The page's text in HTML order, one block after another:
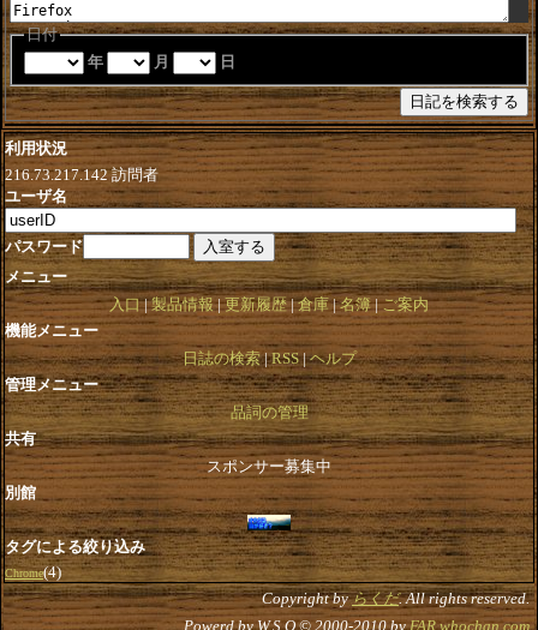
日付
年
月 日
利用状況
216.73.217.142訪問者
ユーザ名
パスワード
メニュー
入口 製品情報 更新履歴 倉庫 名簿 ご案内
機能メニュー
日誌の検索 RSS ヘルプ
管理メニュー
品詞の管理
共有
スポンサー募集中
別館
タグによる絞り込み
Chrome(4)
Copyright byらくだ. All rights reserved.
Powerd by W.S.O © 2000-2010 byFAR.whochan.com